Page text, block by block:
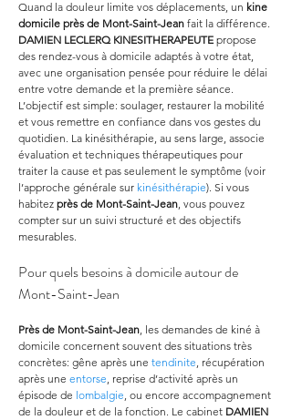
Quand la douleur limite vos déplacements, un kine
domicile près de Mont-Saint-Jean fait la différence.
DAMIEN LECLERQ KINESITHERAPEUTE propose
des rendez-vous à domicile adaptés à votre état,
avec une organisation pensée pour réduire le délai
entre votre demande et la première séance.
L’objectif est simple: soulager, restaurer la mobilité
et vous remettre en confiance dans vos gestes du
quotidien. La kinésithérapie, au sens large, associe
évaluation et techniques thérapeutiques pour
traiter la cause et pas seulement le symptôme (voir
l’approche générale sur kinésithérapie). Si vous
habitez près de Mont-Saint-Jean, vous pouvez
compter sur un suivi structuré et des objectifs
mesurables.
Pour quels besoins à domicile autour de
Mont-Saint-Jean
Près de Mont-Saint-Jean, les demandes de kiné à
domicile concernent souvent des situations très
concrètes: gêne après une tendinite, récupération
après une entorse, reprise d’activité après un
épisode de lombalgie, ou encore accompagnement
de la douleur et de la fonction. Le cabinet DAMIEN